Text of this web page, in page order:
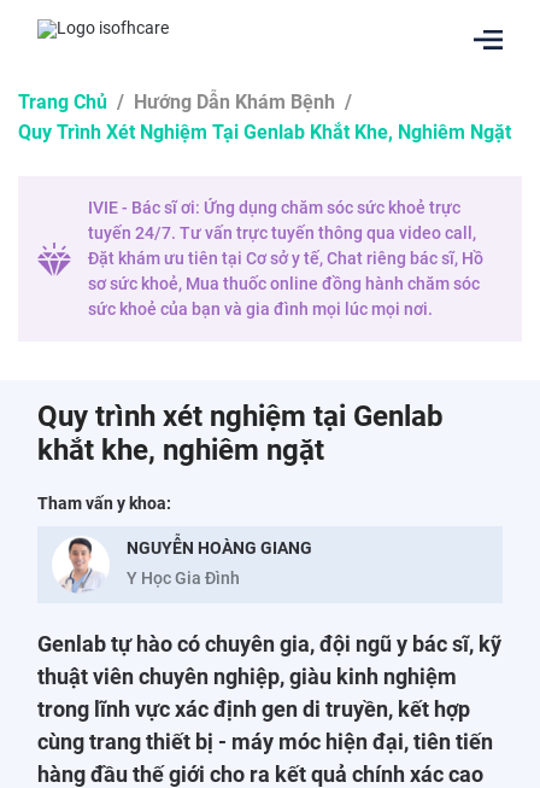
Trang Chủ / Hướng Dẫn Khám Bệnh /
Quy Trình Xét Nghiệm Tại Genlab Khắt Khe, Nghiêm Ngặt
IVIE - Bác sĩ ơi: Ứng dụng chăm sóc sức khoẻ trực
tuyến 24/7. Tư vấn trực tuyến thông qua video call,
Đặt khám ưu tiên tại Cơ sở y tế, Chat riêng bác sĩ, Hồ
sơ sức khoẻ, Mua thuốc online đồng hành chăm sóc
sức khoẻ của bạn và gia đình mọi lúc mọi nơi.
Quy trình xét nghiệm tại Genlab
khắt khe, nghiêm ngặt
Tham vấn y khoa:
NGUYỄN HOÀNG GIANG
Y Học Gia Đình
Genlab tự hào có chuyên gia, đội ngũ y bác sĩ, kỹ
thuật viên chuyên nghiệp, giàu kinh nghiệm
trong lĩnh vực xác định gen di truyền, kết hợp
cùng trang thiết bị - máy móc hiện đại, tiên tiến
hàng đầu thế giới cho ra kết quả chính xác cao